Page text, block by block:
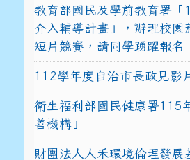
教育部國民及學前教育署
介入輔導計畫」，辦理校園
短片競賽，請同學踴躍報名
112學年度自治市長政見影
衛生福利部國民健康署115
善機構」
財團法人人禾環境倫理發展